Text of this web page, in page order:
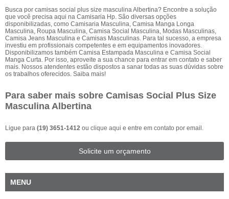
Busca por camisas social plus size masculina Albertina? Encontre a solução
que você precisa aqui na Camisaria Hp. São diversas opções
disponibilizadas, como Camisaria Masculina, Camisa Manga Longa
Masculina, Roupa Masculina, Camisa Social Masculina, Modas Masculinas,
Camisa Jeans Masculina e Camisas Masculinas. Para tal sucesso, a empresa
investiu em profissionais competentes e em equipamentos inovadores.
Disponibilizamos também Camisa Estampada Masculina e Camisa Social
Manga Curta. Por isso, aproveite a sua chance para entrar em contato e saber
mais. Nossos atendentes estão dispostos a sanar todas as suas dúvidas sobre
os trabalhos oferecidos. Saiba mais!
Para saber mais sobre Camisas Social Plus Size
Masculina Albertina
Ligue para (19) 3651-1412 ou clique aqui e entre em contato por email.
Solicite um orçamento
MENU